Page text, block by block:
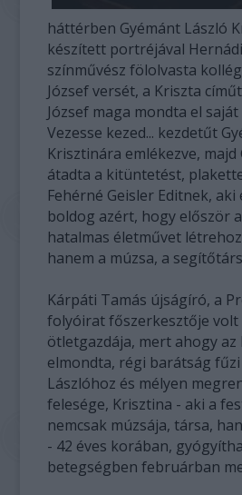
háttérben Gyémánt László
készített portréjával
színművész fölolvasta
József versét, a Kriszta
József maga mondta el
Vezesse kezed... kezdetűt
Krisztinára emlékezve, majd
átadta a kitüntetést,
Fehérné Geisler Editnek, aki
boldog azért, hogy először
hatalmas életművet
hanem a múzsa, a
Kárpáti Tamás újságíró, a
folyóirat főszerkesztője volt
ötletgazdája, mert ahogy
elmondta, régi barátság
Lászlóhoz és mélyen
felesége, Krisztina - aki a
nemcsak múzsája, társa,
- 42 éves korában,
betegségben februárban